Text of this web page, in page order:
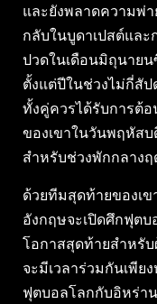
และยังพลาดความพ่
กลับในบูดาเปสต์และ
ปวดในเดือนมิถุนาย
ตั้งแต่ปีในช่วงไม่กี่สั
ทั้งคู่ควรได้รับการต้อ
ของเขาในวันพฤหัส
สำหรับช่วงพักกลาง
ด้วยทีมสุดท้ายของเข
อังกฤษจะเปิดศึกฟุตบ
โอกาสสุดท้ายสำหรั
จะมีเวลาร่วมกันเพี
ฟุตบอลโลกกับอิหร่า